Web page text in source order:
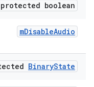
protected boolean
mDisableAudio
BinaryState